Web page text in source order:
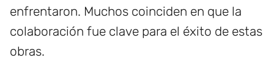
enfrentaron. Muchos coinciden en que la
colaboración fue clave para el éxito de estas
obras.